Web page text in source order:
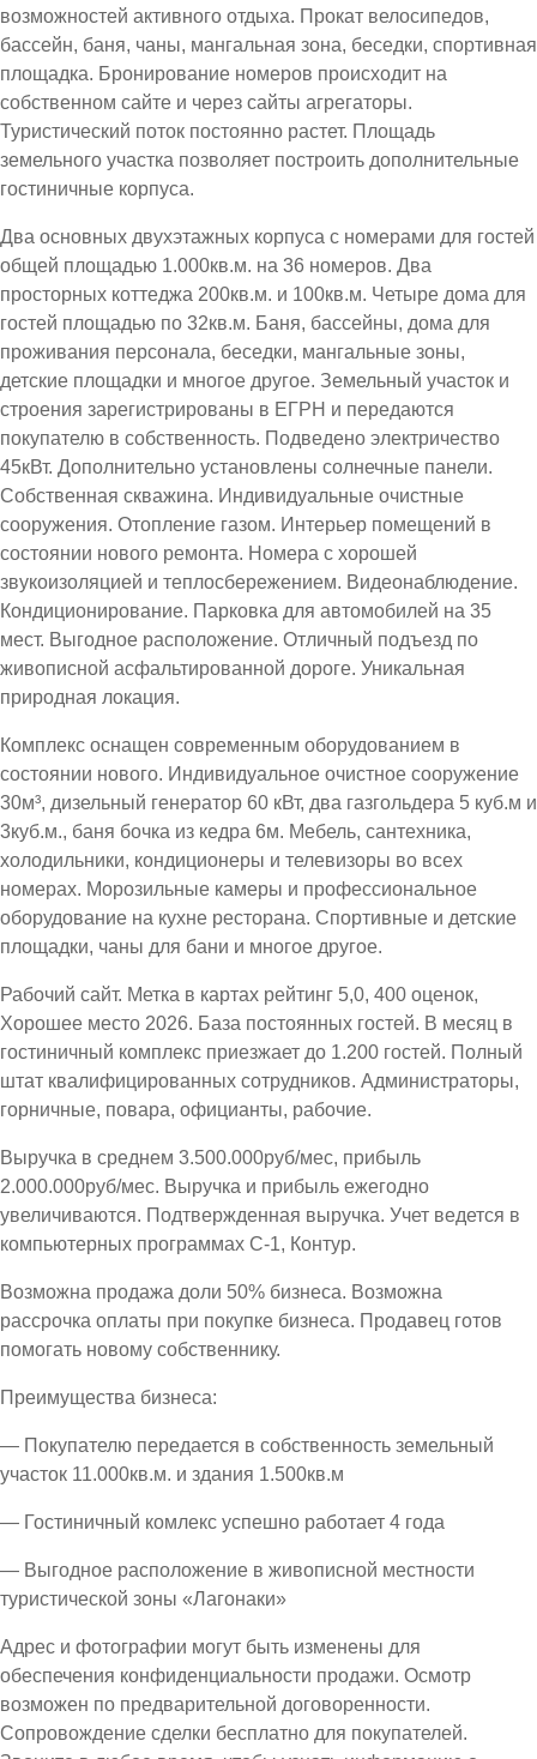
возможностей активного отдыха. Прокат велосипедов,
бассейн, баня, чаны, мангальная зона, беседки, спортивная
площадка. Бронирование номеров происходит на
собственном сайте и через сайты агрегаторы.
Туристический поток постоянно растет. Площадь
земельного участка позволяет построить дополнительные
гостиничные корпуса.
Два основных двухэтажных корпуса с номерами для гостей
общей площадью 1.000кв.м. на 36 номеров. Два
просторных коттеджа 200кв.м. и 100кв.м. Четыре дома для
гостей площадью по 32кв.м. Баня, бассейны, дома для
проживания персонала, беседки, мангальные зоны,
детские площадки и многое другое. Земельный участок и
строения зарегистрированы в ЕГРН и передаются
покупателю в собственность. Подведено электричество
45кВт. Дополнительно установлены солнечные панели.
Собственная скважина. Индивидуальные очистные
сооружения. Отопление газом. Интерьер помещений в
состоянии нового ремонта. Номера с хорошей
звукоизоляцией и теплосбережением. Видеонаблюдение.
Кондиционирование. Парковка для автомобилей на 35
мест. Выгодное расположение. Отличный подъезд по
живописной асфальтированной дороге. Уникальная
природная локация.
Комплекс оснащен современным оборудованием в
состоянии нового. Индивидуальное очистное сооружение
30м³, дизельный генератор 60 кВт, два газгольдера 5 куб.м и
3куб.м., баня бочка из кедра 6м. Мебель, сантехника,
холодильники, кондиционеры и телевизоры во всех
номерах. Морозильные камеры и профессиональное
оборудование на кухне ресторана. Спортивные и детские
площадки, чаны для бани и многое другое.
Рабочий сайт. Метка в картах рейтинг 5,0, 400 оценок,
Хорошее место 2026. База постоянных гостей. В месяц в
гостиничный комплекс приезжает до 1.200 гостей. Полный
штат квалифицированных сотрудников. Администраторы,
горничные, повара, официанты, рабочие.
Выручка в среднем 3.500.000руб/мес, прибыль
2.000.000руб/мес. Выручка и прибыль ежегодно
увеличиваются. Подтвержденная выручка. Учет ведется в
компьютерных программах С-1, Контур.
Возможна продажа доли 50% бизнеса. Возможна
рассрочка оплаты при покупке бизнеса. Продавец готов
помогать новому собственнику.
Преимущества бизнеса:
— Покупателю передается в собственность земельный
участок 11.000кв.м. и здания 1.500кв.м
— Гостиничный комлекс успешно работает 4 года
— Выгодное расположение в живописной местности
туристической зоны «Лагонаки»
Адрес и фотографии могут быть изменены для
обеспечения конфиденциальности продажи. Осмотр
возможен по предварительной договоренности.
Сопровождение сделки бесплатно для покупателей.